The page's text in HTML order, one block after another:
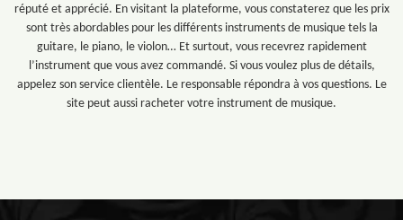
réputé et apprécié. En visitant la plateforme, vous constaterez que les prix
sont très abordables pour les différents instruments de musique tels la
guitare, le piano, le violon… Et surtout, vous recevrez rapidement
l’instrument que vous avez commandé. Si vous voulez plus de détails,
appelez son service clientèle. Le responsable répondra à vos questions. Le
site peut aussi racheter votre instrument de musique.